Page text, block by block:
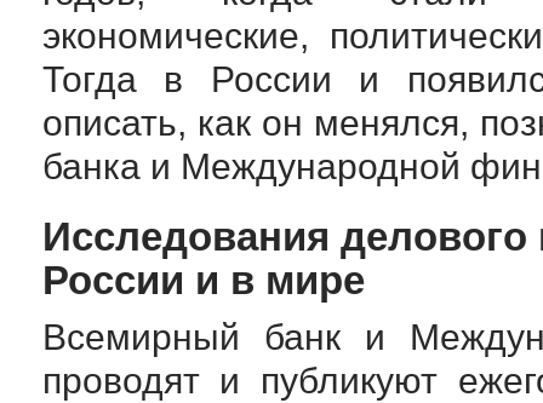
экономические,
Тогда в России и
описать, как он менялся,
банка и Международной
Исследования
России и в мире
Всемирный банк и
проводят и публикуют